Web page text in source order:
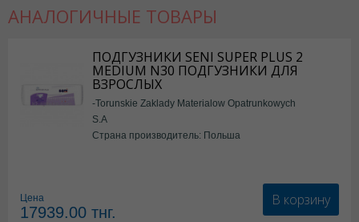
АНАЛОГИЧНЫЕ ТОВАРЫ
ПОДГУЗНИКИ SENI SUPER PLUS 2
MEDIUM N30 ПОДГУЗНИКИ ДЛЯ
ВЗРОСЛЫХ
-Torunskie Zaklady Materialow Opatrunkowych
S.A
Страна производитель: Польша
Цена
17939.00 тнг.
В корзину